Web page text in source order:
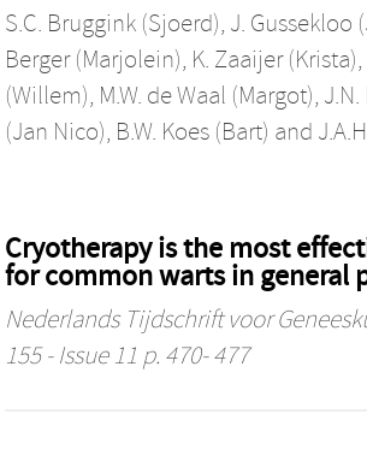
S.C. Bruggink (Sjoerd), J. Gussekloo
Berger (Marjolein), K. Zaaijer (Krista),
(Willem), M.W. de Waal (Margot),
(Jan Nico), B.W. Koes (Bart) and
Cryotherapy is the most
for common warts in general
Nederlands Tijdschrift voor
155 - Issue 11 p. 470- 477